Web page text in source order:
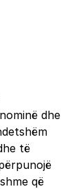
dhe
të
që